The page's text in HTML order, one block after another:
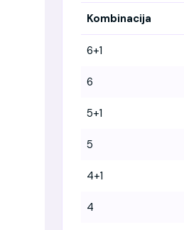
Kombinacija
6+1
6
5+1
5
4+1
4